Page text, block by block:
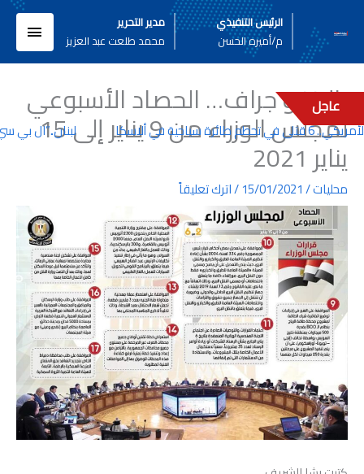
المحتوى
الرئيس التنفيذي
م/أميره الحسن
مدير التحرير
محمد طلعت عبد العزيز
عاجل
لبنان..”ال بي
بالإنفو جراف… الحصاد الأسبوعي
لمجلس الوزراء من 9 يناير إلى 15
يناير 2021
محليات/
15/01/2021
/اترك تعليقاً